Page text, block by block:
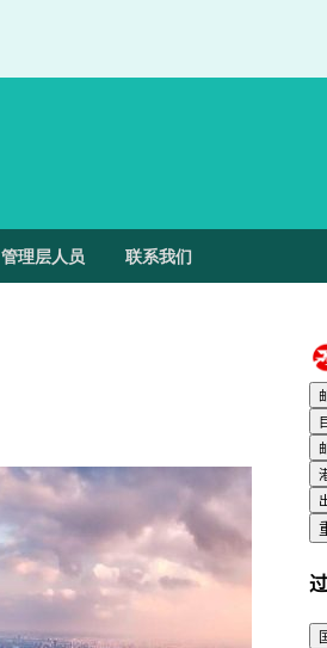
管理层人员 联系我们